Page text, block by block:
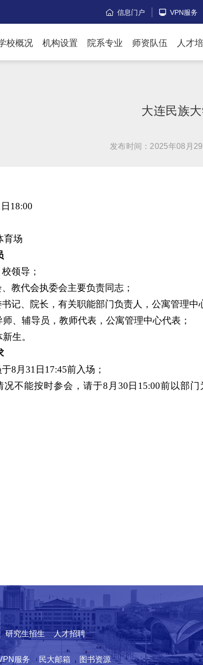
 信息门户  VPN服务
校概况 机构设置 院系专业 师资队伍 人才
大连民族
发布时间：2025年08月29
18:00
育场
领导；
教代会执委会主要负责同志；
记、院长，有关职能部门负责人，公寓管理中
师、辅导员，教师代表，公寓管理中心代表；
生。
8月31日17:45前入场；
况不能按时参会，请于8月30日15:00前以部
研究生招生 人才招聘
服务 民大邮箱 图书资源